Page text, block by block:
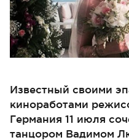
Известный своими
киноработами
Германия 11 июля
танцором Вадимом